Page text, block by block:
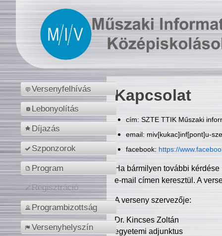
Versenyfelhívás
Lebonyolítás
Díjazás
Szponzorok
Program
Regisztráció
Programbizottság
Versenyhelyszín
Kapcsolat
cím: SZTE TTIK Műszaki
email: miv[kukac]inf[pont]u-
facebook: https://
Ha bármilyen további
e-mail címen keresztül. A
A verseny szervezője:
Dr. Kincses Zoltán
egyetemi adjunktus